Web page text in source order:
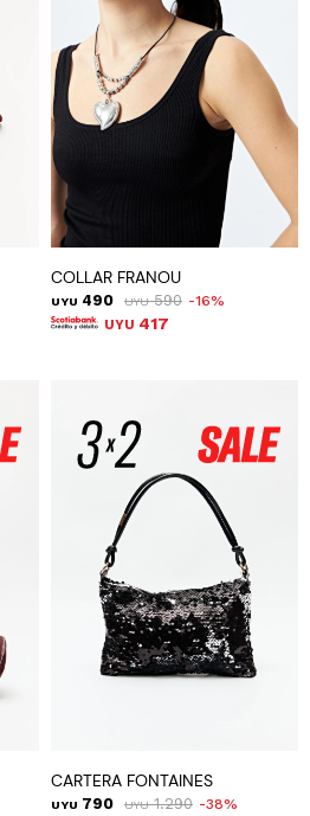
COLLAR FRANOU
UYU 490 UYU 590 16
UYU 417
CARTERA FONTAINES
UYU 790 UYU 1.290 38